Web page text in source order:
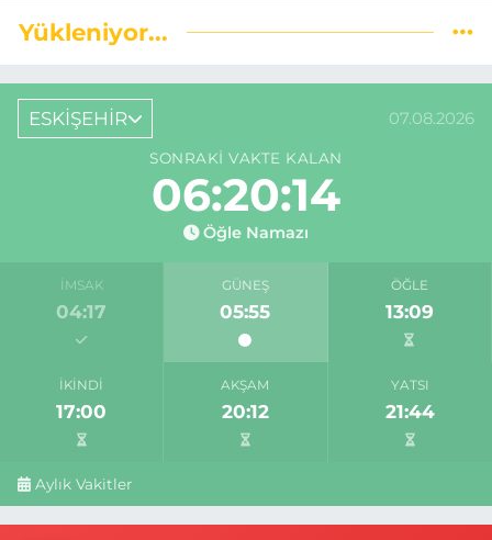
Yükleniyor...
ESKİŞEHİR 07.08.2026
SONRAKI VAKTE KALAN
06:20:13
Öğle Namazı
İMSAK
04:17
GÜNEŞ
05:55
ÖĞLE
13:09
İKINDI
17:00
AKŞAM
20:12
YATSI
21:44
Aylık Vakitler